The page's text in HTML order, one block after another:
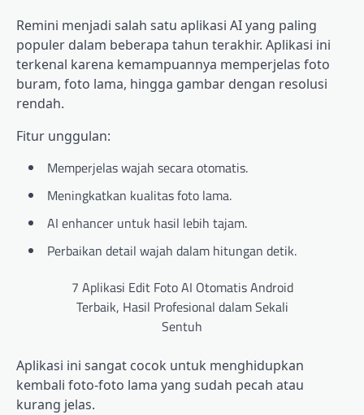
Remini menjadi salah satu aplikasi AI yang paling
populer dalam beberapa tahun terakhir. Aplikasi ini
terkenal karena kemampuannya memperjelas foto
buram, foto lama, hingga gambar dengan resolusi
rendah.
Fitur unggulan:
Memperjelas wajah secara otomatis.
Meningkatkan kualitas foto lama.
AI enhancer untuk hasil lebih tajam.
Perbaikan detail wajah dalam hitungan detik.
7 Aplikasi Edit Foto AI Otomatis Android
Terbaik, Hasil Profesional dalam Sekali
Sentuh
Aplikasi ini sangat cocok untuk menghidupkan
kembali foto-foto lama yang sudah pecah atau
kurang jelas.